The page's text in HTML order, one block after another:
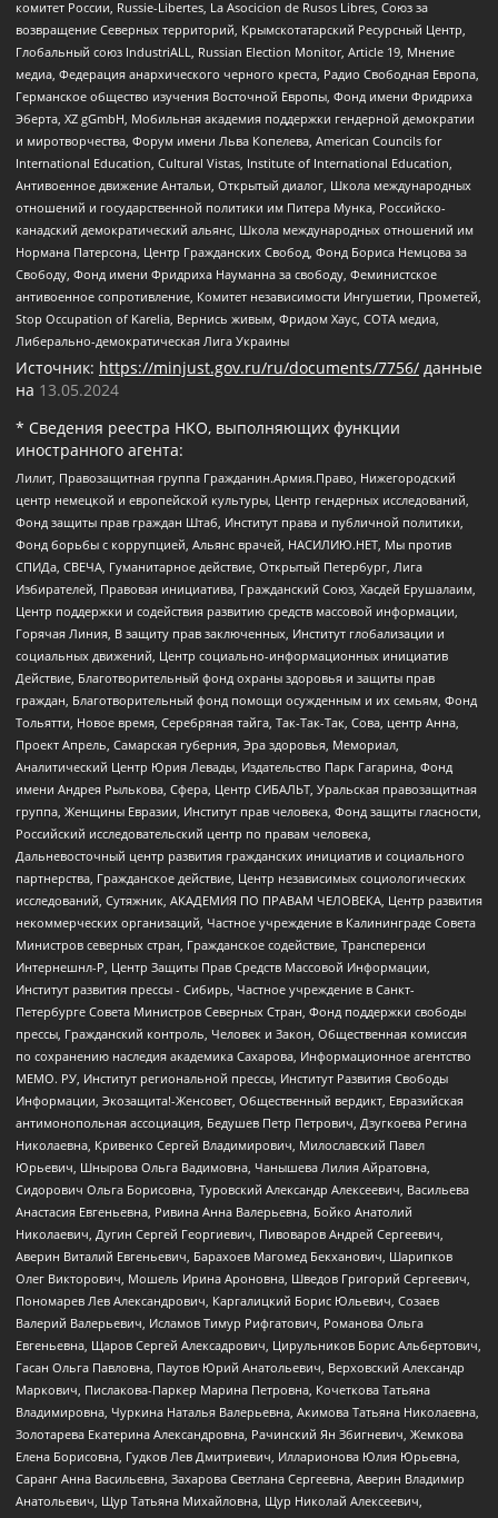
комитет России, Russie-Libertes, La Asocicion de Rusos Libres, Союз за
возвращение Северных территорий, Крымскотатарский Ресурсный Центр,
Глобальный союз IndustriALL, Russian Election Monitor, Article 19, Мнение
медиа, Федерация анархического черного креста, Радио Свободная Европа,
Германское общество изучения Восточной Европы, Фонд имени Фридриха
Эберта, XZ gGmbH, Мобильная академия поддержки гендерной демократии
и миротворчества, Форум имени Льва Копелева, American Councils for
International Education, Cultural Vistas, Institute of International Education,
Антивоенное движение Антальи, Открытый диалог, Школа международных
отношений и государственной политики им Питера Мунка, Российско-
канадский демократический альянс, Школа международных отношений им
Нормана Патерсона, Центр Гражданских Свобод, Фонд Бориса Немцова за
Свободу, Фонд имени Фридриха Науманна за свободу, Феминистское
антивоенное сопротивление, Комитет независимости Ингушетии, Прометей,
Stop Occupation of Karelia, Вернись живым, Фридом Хаус, СОТА медиа,
Либерально-демократическая Лига Украины
Источник: https://minjust.gov.ru/ru/documents/7756/ данные
на 13.05.2024
* Сведения реестра НКО, выполняющих функции
иностранного агента:
Лилит, Правозащитная группа Гражданин.Армия.Право, Нижегородский
центр немецкой и европейской культуры, Центр гендерных исследований,
Фонд защиты прав граждан Штаб, Институт права и публичной политики,
Фонд борьбы с коррупцией, Альянс врачей, НАСИЛИЮ.НЕТ, Мы против
СПИДа, СВЕЧА, Гуманитарное действие, Открытый Петербург, Лига
Избирателей, Правовая инициатива, Гражданский Союз, Хасдей Ерушалаим,
Центр поддержки и содействия развитию средств массовой информации,
Горячая Линия, В защиту прав заключенных, Институт глобализации и
социальных движений, Центр социально-информационных инициатив
Действие, Благотворительный фонд охраны здоровья и защиты прав
граждан, Благотворительный фонд помощи осужденным и их семьям, Фонд
Тольятти, Новое время, Серебряная тайга, Так-Так-Так, Сова, центр Анна,
Проект Апрель, Самарская губерния, Эра здоровья, Мемориал,
Аналитический Центр Юрия Левады, Издательство Парк Гагарина, Фонд
имени Андрея Рылькова, Сфера, Центр СИБАЛЬТ, Уральская правозащитная
группа, Женщины Евразии, Институт прав человека, Фонд защиты гласности,
Российский исследовательский центр по правам человека,
Дальневосточный центр развития гражданских инициатив и социального
партнерства, Гражданское действие, Центр независимых социологических
исследований, Сутяжник, АКАДЕМИЯ ПО ПРАВАМ ЧЕЛОВЕКА, Центр развития
некоммерческих организаций, Частное учреждение в Калининграде Совета
Министров северных стран, Гражданское содействие, Трансперенси
Интернешнл-Р, Центр Защиты Прав Средств Массовой Информации,
Институт развития прессы - Сибирь, Частное учреждение в Санкт-
Петербурге Совета Министров Северных Стран, Фонд поддержки свободы
прессы, Гражданский контроль, Человек и Закон, Общественная комиссия
по сохранению наследия академика Сахарова, Информационное агентство
МЕМО. РУ, Институт региональной прессы, Институт Развития Свободы
Информации, Экозащита!-Женсовет, Общественный вердикт, Евразийская
антимонопольная ассоциация, Бедушев Петр Петрович, Дзугкоева Регина
Николаевна, Кривенко Сергей Владимирович, Милославский Павел
Юрьевич, Шнырова Ольга Вадимовна, Чанышева Лилия Айратовна,
Сидорович Ольга Борисовна, Туровский Александр Алексеевич, Васильева
Анастасия Евгеньевна, Ривина Анна Валерьевна, Бойко Анатолий
Николаевич, Дугин Сергей Георгиевич, Пивоваров Андрей Сергеевич,
Аверин Виталий Евгеньевич, Барахоев Магомед Бекханович, Шарипков
Олег Викторович, Мошель Ирина Ароновна, Шведов Григорий Сергеевич,
Пономарев Лев Александрович, Каргалицкий Борис Юльевич, Созаев
Валерий Валерьевич, Исламов Тимур Рифгатович, Романова Ольга
Евгеньевна, Щаров Сергей Алексадрович, Цирульников Борис Альбертович,
Гасан Ольга Павловна, Паутов Юрий Анатольевич, Верховский Александр
Маркович, Пислакова-Паркер Марина Петровна, Кочеткова Татьяна
Владимировна, Чуркина Наталья Валерьевна, Акимова Татьяна Николаевна,
Золотарева Екатерина Александровна, Рачинский Ян Збигневич, Жемкова
Елена Борисовна, Гудков Лев Дмитриевич, Илларионова Юлия Юрьевна,
Саранг Анна Васильевна, Захарова Светлана Сергеевна, Аверин Владимир
Анатольевич, Щур Татьяна Михайловна, Щур Николай Алексеевич,